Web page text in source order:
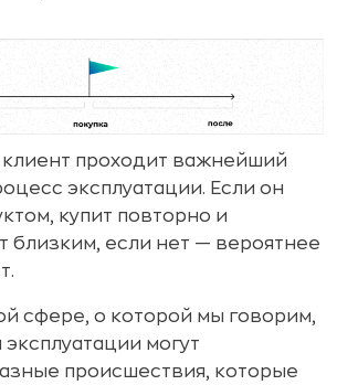
клиент проходит важнейший
эксплуатации. Если он
купит повторно и
близким, если нет — вероятнее
сфере, о которой мы говорим,
могут
происшествия, которые